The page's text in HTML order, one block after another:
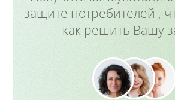
защите потребителей ,
как решить Вашу